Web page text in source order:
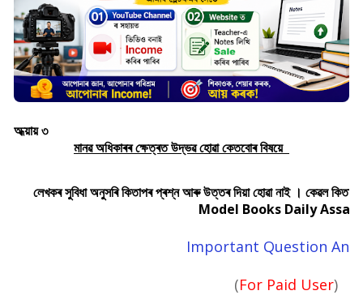
অধ্য়ায় ৩
মানৱ অধিকাৰৰ ক্ষেত্ৰত উদ্ভৱ হোৱা কেতবোৰ বিষয়ে
লেখকৰ সুবিধা অনুসৰি কিতাপৰ প্ৰশ্ন আৰু উত্তৰ দিয়া হোৱা নাই । কেৱল
Model Books Daily
Important Question
(For Paid User)